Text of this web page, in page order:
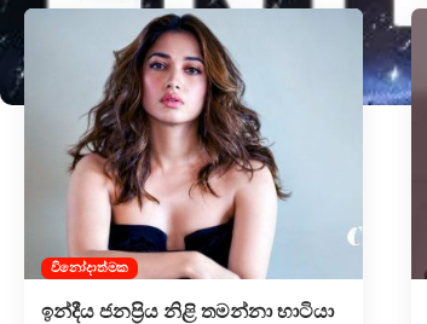
විනෝදාත්මක
ඉන්දීය ජනප්‍රිය නිළි තමන්නා භාටියා